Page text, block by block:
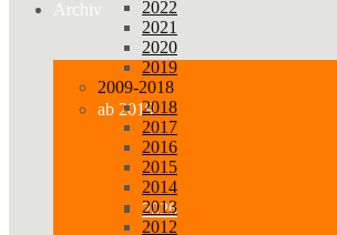
Archiv
ab 2019
2026
2022
2021
2020
2019
2009-2018
2018
2017
2016
2015
2014
2013
2012